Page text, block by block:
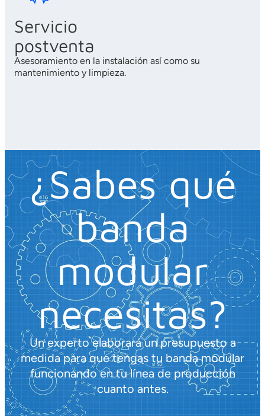
Servicio
postventa
Asesoramiento en la instalación así como su
mantenimiento y limpieza.
¿Sabes qué
banda
modular
necesitas?
Un experto elaborará un presupuesto a
medida para que tengas tu banda modular
funcionando en tu línea de producción
cuanto antes.